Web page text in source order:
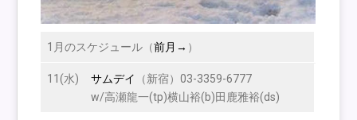
1月のスケジュール（前月→ ）
11(水) サムデイ
（新宿）03-3359-6777
w/高瀬龍一(tp)横山裕(b)田鹿雅裕(ds)